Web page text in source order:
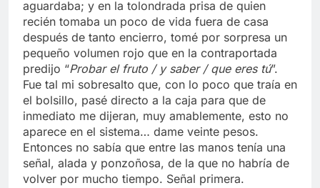
aguardaba; y en la tolondrada prisa de quien
recién tomaba un poco de vida fuera de casa
después de tanto encierro, tomé por sorpresa un
pequeño volumen rojo que en la contraportada
predijo “Probar el fruto / y saber / que eres tú”.
Fue tal mi sobresalto que, con lo poco que traía en
el bolsillo, pasé directo a la caja para que de
inmediato me dijeran, muy amablemente, esto no
aparece en el sistema… dame veinte pesos.
Entonces no sabía que entre las manos tenía una
señal, alada y ponzoñosa, de la que no habría de
volver por mucho tiempo. Señal primera.